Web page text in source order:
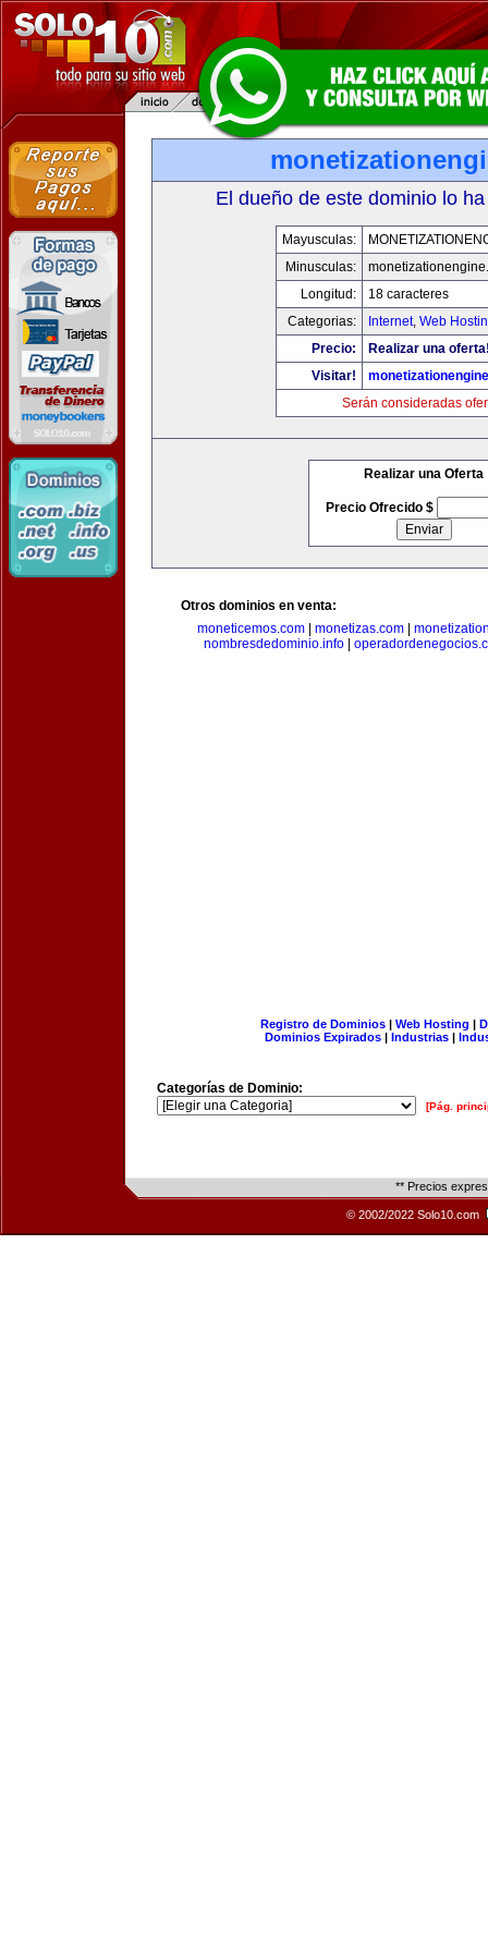
El dueño de este dominio lo
Mayusculas:
Minusculas:
Longitud:
18 caracteres
Categorias:
Internet, Web
Precio:
Realizar una
Visitar!
Serán consideradas
Realizar una Oferta
Precio Ofrecido $
Otros dominios en venta:
moneticemos.com
monetizas.com
nombresdedominio.info|
Registro de Dominios| Web Hosting |
Dominios Expirados | Industrias |
Categorías de Dominio:
[Pág.
** Precios
© 2002/2022 Solo10.com